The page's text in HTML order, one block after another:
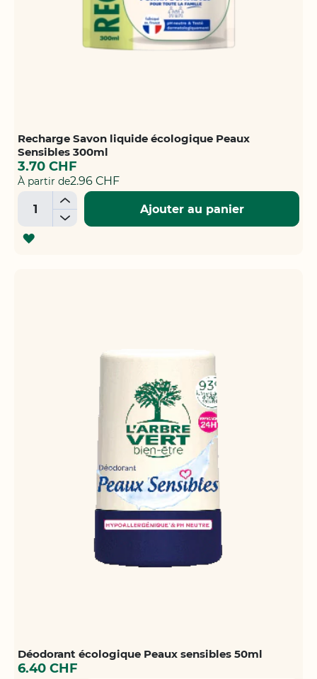
Recharge Savon liquide écologique Peaux
Sensibles 300ml
3.70 CHF
À partir de2.96 CHF
+
-
Ajouter au panier
AJOUTER
Déodorant écologique Peaux sensibles 50ml
6.40 CHF